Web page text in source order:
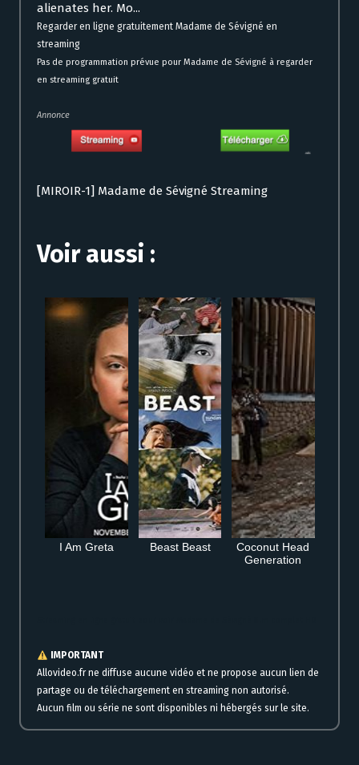
alienates her. Mo...
Regarder en ligne gratuitement Madame de Sévigné en
streaming
Pas de programmation prévue pour Madame de Sévigné à regarder
en streaming gratuit
Annonce
[MIROIR-1] Madame de Sévigné Streaming
Voir aussi :
I Am Greta Beast Beast
Coconut Head
Generation
IMPORTANT
Allovideo.fr ne diffuse aucune vidéo et ne propose aucun lien de
partage ou de téléchargement en streaming non autorisé.
Aucun film ou série ne sont disponibles ni hébergés sur le site.